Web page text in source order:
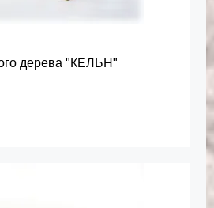
дерева "КЕЛЬН"